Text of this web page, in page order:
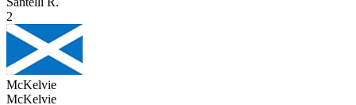
2
McKelvie
McKelvie